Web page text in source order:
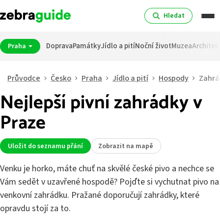
Hledat
Praha DopravaPamátkyJídlo a pitíNoční životMuzea
Průvodce Česko Praha Jídlo a pití Hospody
Nejlepší pivní zahrádky v
Praze
Uložit do seznamu přání Zobrazit na mapě
Venku je horko, máte chuť na skvělé české pivo a nechce se
Vám sedět v uzavřené hospodě? Pojďte si vychutnat pivo na
venkovní zahrádku. Pražané doporučují zahrádky, které
opravdu stojí za to.